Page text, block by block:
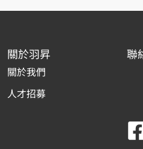
關於羽昇
關於我們
人才招募
聯